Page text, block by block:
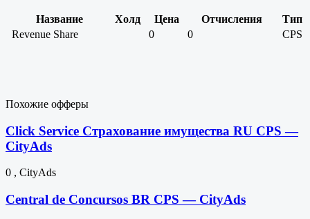
Название Холд Цена Отчисления
Тип
Revenue Share
0 0 CPS
Похожие офферы
Click Service Страхование имущества RU CPS —
CityAds
0 , CityAds
Central de Concursos BR CPS — CityAds